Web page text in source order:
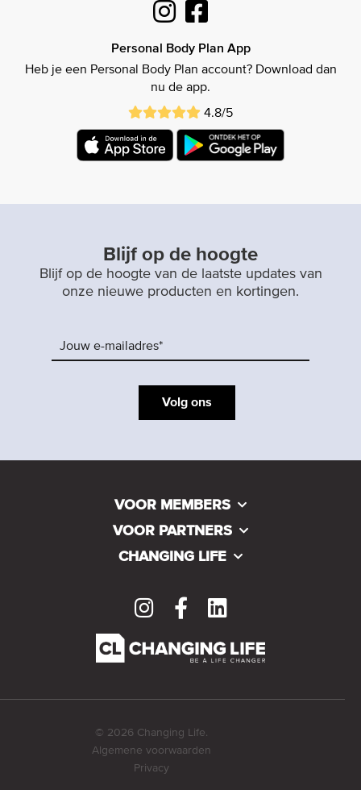
Personal Body Plan App
Heb je een Personal Body Plan account? Download dan
nu de app.
4.8/5
Blijf op de hoogte
Blijf op de hoogte van de laatste updates van
onze nieuwe producten en kortingen.
Volg ons
VOOR MEMBERS
VOOR PARTNERS
CHANGING LIFE
© 2026 Changing Life.
Algemene voorwaarden
Privacy